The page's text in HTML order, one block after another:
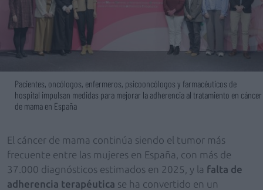
Pacientes, oncólogos, enfermeros, psicooncólogos y farmacéuticos de
hospital impulsan medidas para mejorar la adherencia al tratamiento en cáncer
de mama en España
El cáncer de mama continúa siendo el tumor más
frecuente entre las mujeres en España, con más de
37.000 diagnósticos estimados en 2025, y la falta de
adherencia terapéutica se ha convertido en un